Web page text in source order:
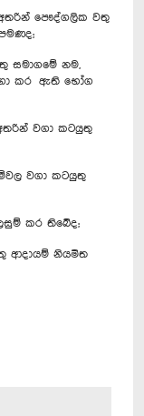
පෞද්ගලික වතු
නම,
කර ඇති භෝග
වගා කටයුතු
වගා කටයුතු
කර තිබේද;
ආදායම් නියමිත